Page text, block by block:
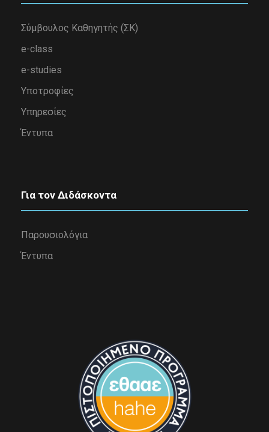
Σύμβουλος Καθηγητής (ΣΚ)
e-class
e-studies
Υποτροφίες
Υπηρεσίες
Έντυπα
Για τον Διδάσκοντα
Παρουσιολόγια
Έντυπα